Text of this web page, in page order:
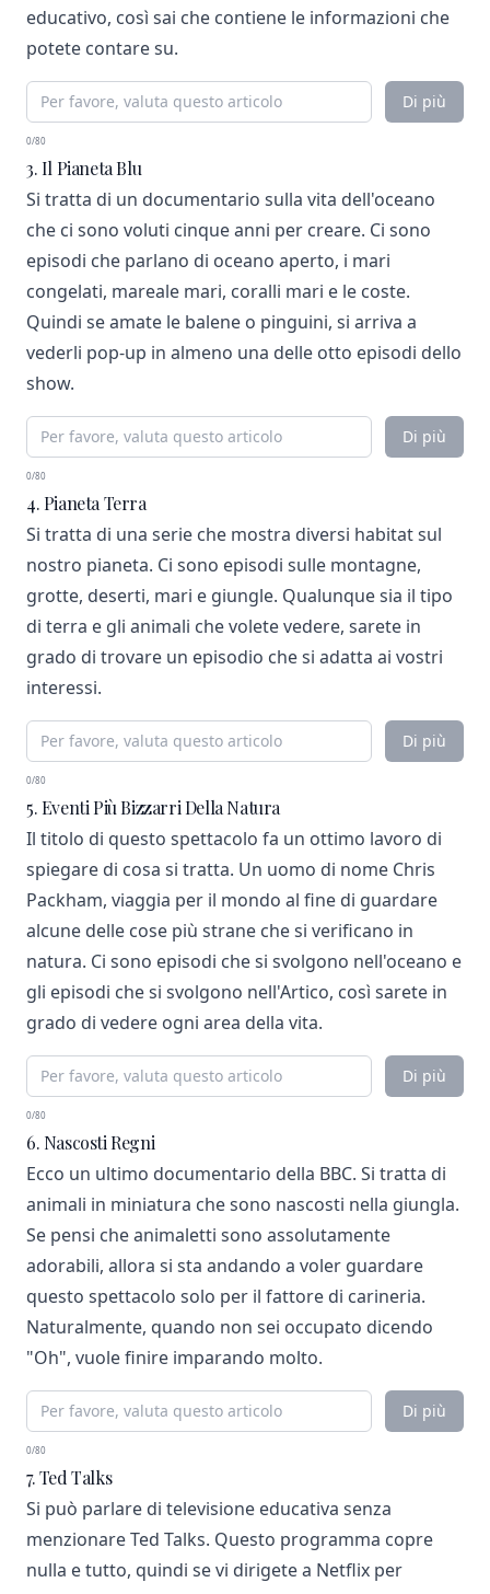
educativo, così sai che contiene le informazioni che
potete contare su.
Di più
0/80
3. Il Pianeta Blu
Si tratta di un documentario sulla vita dell'oceano
che ci sono voluti cinque anni per creare. Ci sono
episodi che parlano di oceano aperto, i mari
congelati, mareale mari, coralli mari e le coste.
Quindi se amate le balene o pinguini, si arriva a
vederli pop-up in almeno una delle otto episodi dello
show.
Di più
0/80
4. Pianeta Terra
Si tratta di una serie che mostra diversi habitat sul
nostro pianeta. Ci sono episodi sulle montagne,
grotte, deserti, mari e giungle. Qualunque sia il tipo
di terra e gli animali che volete vedere, sarete in
grado di trovare un episodio che si adatta ai vostri
interessi.
Di più
0/80
5. Eventi Più Bizzarri Della Natura
Il titolo di questo spettacolo fa un ottimo lavoro di
spiegare di cosa si tratta. Un uomo di nome Chris
Packham, viaggia per il mondo al fine di guardare
alcune delle cose più strane che si verificano in
natura. Ci sono episodi che si svolgono nell'oceano e
gli episodi che si svolgono nell'Artico, così sarete in
grado di vedere ogni area della vita.
Di più
0/80
6. Nascosti Regni
Ecco un ultimo documentario della BBC. Si tratta di
animali in miniatura che sono nascosti nella giungla.
Se pensi che animaletti sono assolutamente
adorabili, allora si sta andando a voler guardare
questo spettacolo solo per il fattore di carineria.
Naturalmente, quando non sei occupato dicendo
"Oh", vuole finire imparando molto.
Di più
0/80
7. Ted Talks
Si può parlare di televisione educativa senza
menzionare Ted Talks. Questo programma copre
nulla e tutto, quindi se vi dirigete a Netflix per